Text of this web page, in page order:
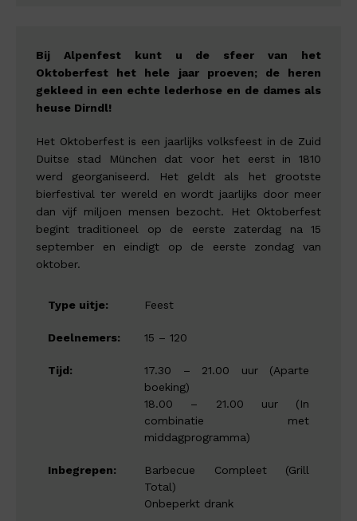
Bij Alpenfest kunt u de sfeer van het
Oktoberfest het hele jaar proeven; de heren
gekleed in een echte lederhose en de dames als
heuse Dirndl!
Het Oktoberfest is een jaarlijks volksfeest in de Zuid
Duitse stad München dat voor het eerst in 1810
werd georganiseerd. Het geldt als het grootste
bierfestival ter wereld en wordt jaarlijks door meer
dan vijf miljoen mensen bezocht. Het Oktoberfest
begint traditioneel op de eerste zaterdag na 15
september en eindigt op de eerste zondag van
oktober.
Type uitje: Feest
Deelnemers: 15 – 120
Tijd:
17.30 – 21.00 uur (Aparte
boeking)
18.00 – 21.00 uur (In
combinatie met
middagprogramma)
Inbegrepen:
Barbecue Compleet (Grill
Total)
Onbeperkt drank